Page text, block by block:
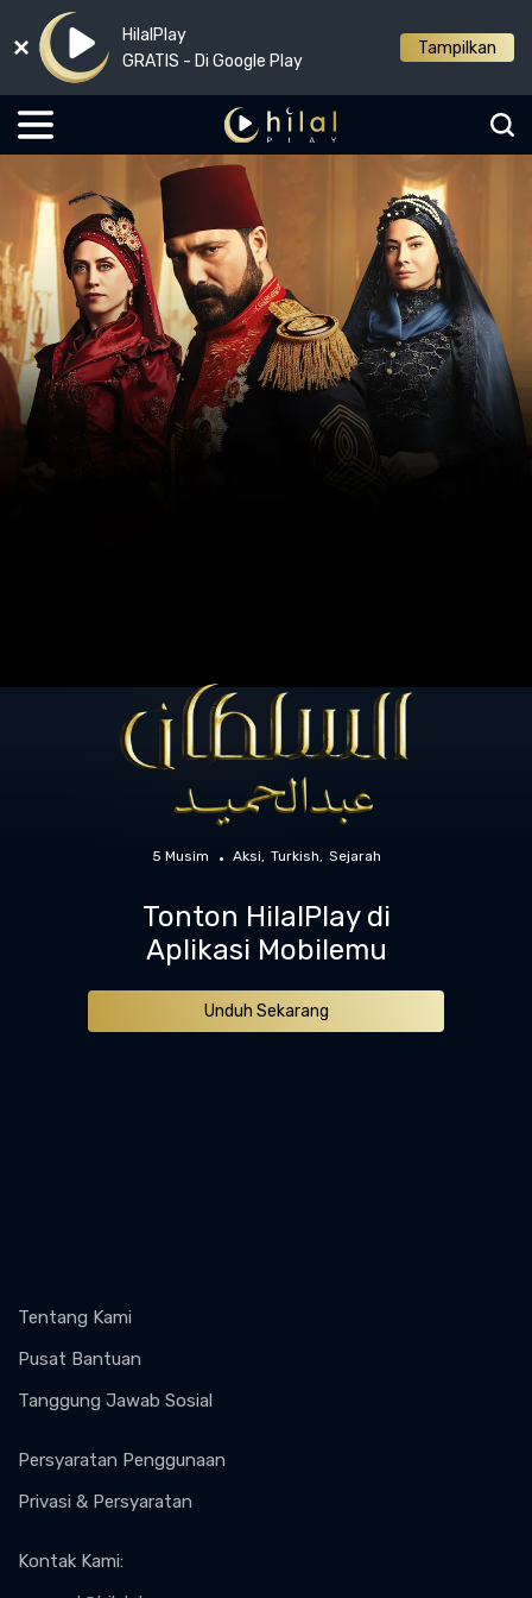
HilalPlay
GRATIS - Di Google Play
Tampilkan
5 Musim Aksi Turkish Sejarah
Tonton HilalPlay di
Aplikasi Mobilemu
Unduh Sekarang
Tentang Kami
Pusat Bantuan
Tanggung Jawab Sosial
Persyaratan Penggunaan
Privasi & Persyaratan
Kontak Kami: